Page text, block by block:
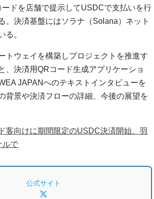
ードを店舗で提示してUSDCで支払いを行
。決済基盤にはソラナ（Solana）ネット
る。
トウェイを構築しプロジェクトを推進す
、決済用QRコード生成アプリケーショ
JAPANへのテキストインタビューを
背景や決済フローの詳細、今後の展望を
客向けに期間限定のUSDC決済開始、羽
ルで
公式サイト